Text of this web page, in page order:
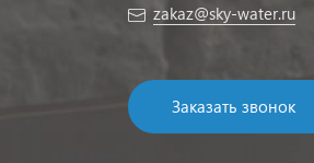
zakaz@sky-water.ru
Заказать звонок